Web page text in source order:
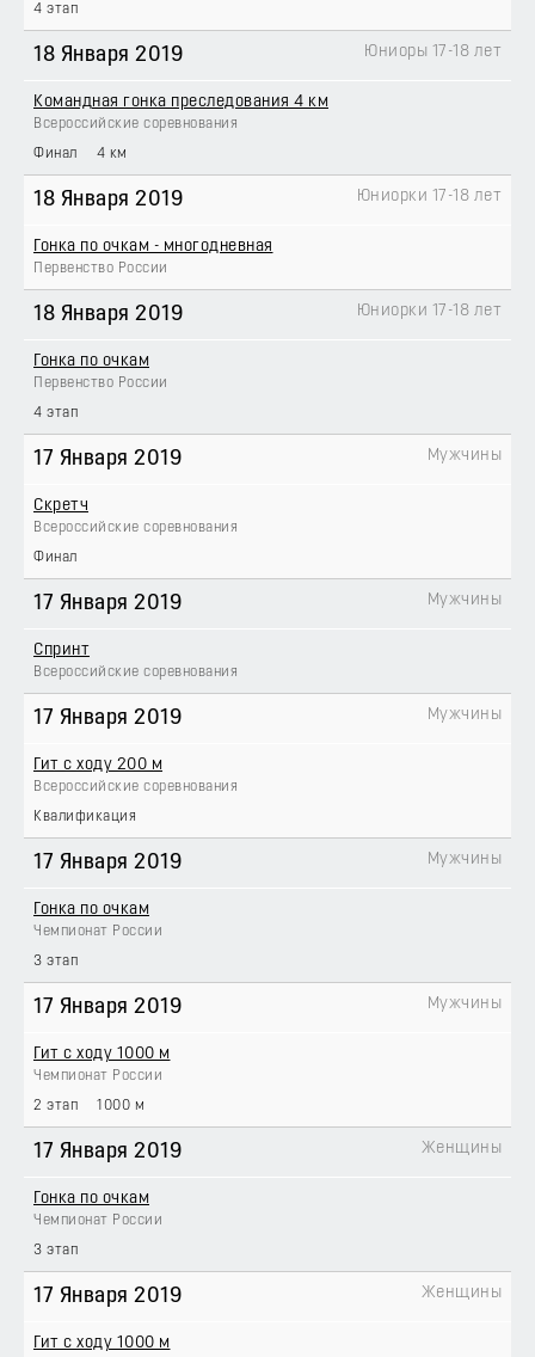
4 этап
18 Января 2019
Командная гонка преследования 4 км
Всероссийские соревнования
Юниоры 17-18 лет
Финал 4 км
18 Января 2019
Гонка по очкам - многодневная
Первенство России
Юниорки 17-18 лет
18 Января 2019
Гонка по очкам
Первенство России
Юниорки 17-18 лет
4 этап
17 Января 2019
Скретч
Всероссийские соревнования
Мужчины
Финал
17 Января 2019
Спринт
Всероссийские соревнования
Мужчины
17 Января 2019
Гит с ходу 200 м
Всероссийские соревнования
Мужчины
Квалификация
17 Января 2019
Гонка по очкам
Чемпионат России
Мужчины
3 этап
17 Января 2019
Гит с ходу 1000 м
Чемпионат России
Мужчины
2 этап 1000 м
17 Января 2019
Гонка по очкам
Чемпионат России
Женщины
3 этап
17 Января 2019
Гит с ходу 1000 м
Женщины